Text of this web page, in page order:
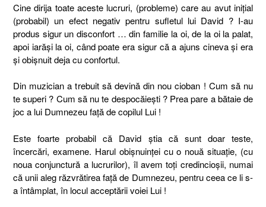
Cine dirija toate aceste lucruri, (probleme) care au avut iniţial
(probabil) un efect negativ pentru sufletul lui David ? I-au
produs sigur un disconfort … din familie la oi, de la oi la palat,
apoi iarăşi la oi, când poate era sigur că a ajuns cineva şi era
şi obişnuit deja cu confortul.
Din muzician a trebuit să devină din nou cioban ! Cum să nu
te superi ? Cum să nu te despocăieşti ? Prea pare a bătaie de
joc a lui Dumnezeu faţă de copilul Lui !
Este foarte probabil că David ştia că sunt doar teste,
încercări, examene. Harul obişnuinţei cu o nouă situaţie, (cu
noua conjunctură a lucrurilor), îl avem toţi credincioşii, numai
că unii aleg răzvrătirea faţă de Dumnezeu, pentru ceea ce li s-
a întâmplat, în locul acceptării voiei Lui !